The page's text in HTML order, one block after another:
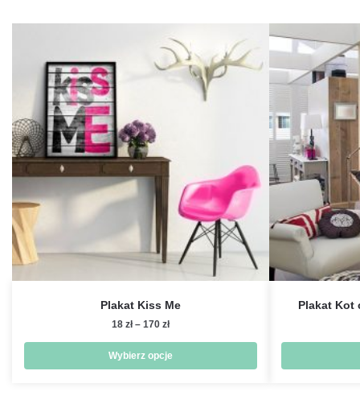
Plakat Kiss Me
18 zł – 170 złZakres
od
18 zł
Wybierz opcje
Plakat Kot